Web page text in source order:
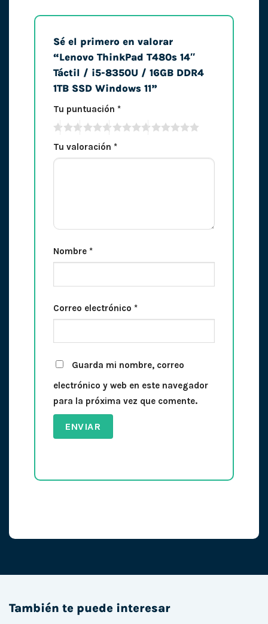
Sé el primero en valorar
“Lenovo ThinkPad T480s 14″
Táctil / i5-8350U / 16GB DDR4
1TB SSD Windows 11”
Tu puntuación *
Tu valoración *
Nombre *
Correo electrónico *
Guarda mi nombre, correo
electrónico y web en este navegador
para la próxima vez que comente.
También te puede interesar